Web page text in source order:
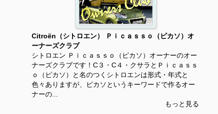
Citroën（シトロエン） Ｐｉｃａｓｓｏ（ピカソ）オ
ーナーズクラブ
シトロエン Ｐｉｃａｓｓｏ（ピカソ）オーナーのオー
ナーズクラブです！C３・C４・クサラとＰｉｃａｓｓ
ｏ（ピカソ）と名のつくシトロエンは形式・年式と
色々ありますが、ピカソというキーワードで作るオー
ナーの...
もっと見る